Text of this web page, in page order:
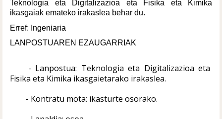
Teknologia eta Digitalizazioa eta Fisika eta Kimika
ikasgaiak emateko irakaslea behar du.
Erref: Ingeniaria
LANPOSTUAREN EZAUGARRIAK
- Lanpostua: Teknologia eta Digitalizazioa eta
Fisika eta Kimika ikasgaietarako irakaslea.
- Kontratu mota: ikasturte osorako.